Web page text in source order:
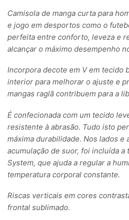
Camisola de manga curta para
e jogo em desportos como o
perfeita entre conforto, leveza e
alcançar o máximo desempenho
Incorpora decote em V em tecido
interior para melhorar o ajuste e
mangas raglã contribuem para a
É confecionada com um tecido
resistente à abrasão. Tudo isto
máxima durabilidade. Nos lados e
acumulação de suor, foi incluída
System, que ajuda a regular a
temperatura corporal constante.
Riscas verticais em cores
frontal sublimado.